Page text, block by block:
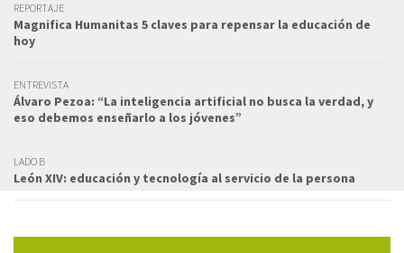
REPORTAJE
Magnifica Humanitas 5 claves para repensar la educación de
hoy
ENTREVISTA
Álvaro Pezoa: “La inteligencia artificial no busca la verdad, y
eso debemos enseñarlo a los jóvenes”
LADO B
León XIV: educación y tecnología al servicio de la persona